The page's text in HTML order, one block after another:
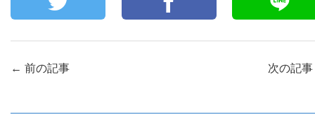
← 前の記事 次の記事